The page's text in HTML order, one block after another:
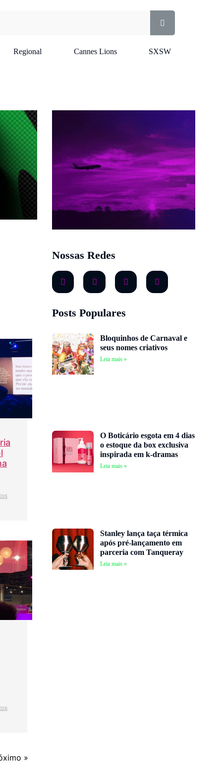
Regional Cannes Lions SXSW
»
Nossas Redes
Posts Populares
Bloquinhos de Carnaval e
seus nomes criativos
Leia mais »
O Boticário esgota em 4 dias
o estoque da box exclusiva
inspirada em k-dramas
Leia mais »
Stanley lança taça térmica
após pré-lançamento em
parceria com Tanqueray
Leia mais »